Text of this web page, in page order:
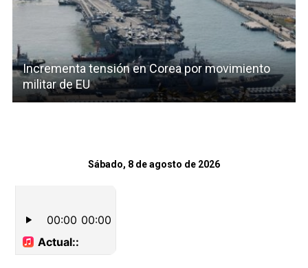
Incrementa tensión en Corea por movimiento
militar de EU
Sábado, 8 de agosto de 2026